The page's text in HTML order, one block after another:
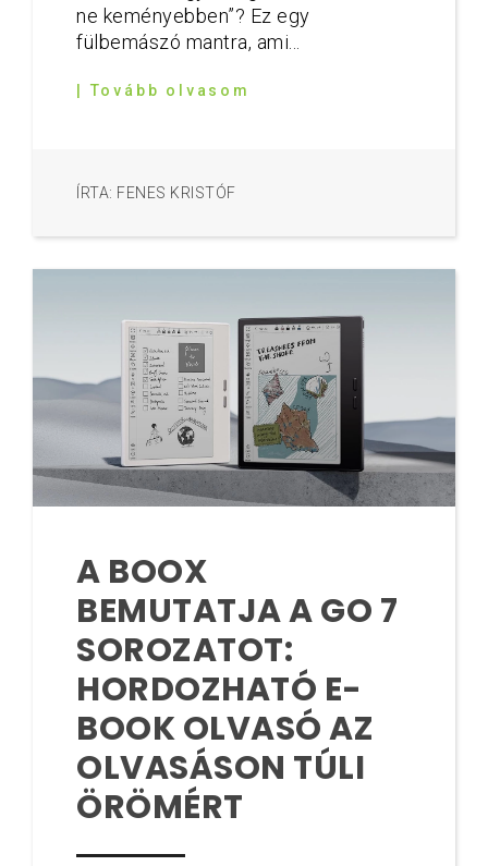
ne keményebben”? Ez egy
fülbemászó mantra, ami...
| Tovább olvasom
ÍRTA: FENES KRISTÓF
A BOOX
BEMUTATJA A GO 7
SOROZATOT:
HORDOZHATÓ E-
BOOK OLVASÓ AZ
OLVASÁSON TÚLI
ÖRÖMÉRT